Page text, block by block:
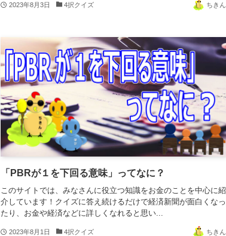
2023年8月3日 4択クイズ ちきん
「PBRが１を下回る意味」ってなに？
このサイトでは、みなさんに役立つ知識をお金のことを中心に紹
介しています！クイズに答え続けるだけで経済新聞が面白くなっ
たり、お金や経済などに詳しくなれると思い...
2023年8月1日 4択クイズ ちきん